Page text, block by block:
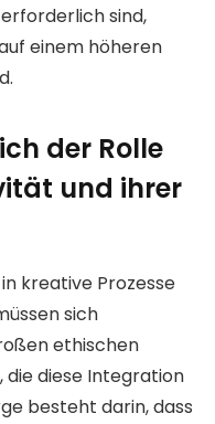
sind,
einem höheren
der Rolle
und ihrer
kreative Prozesse
sich
ethischen
die diese Integration
besteht darin, dass